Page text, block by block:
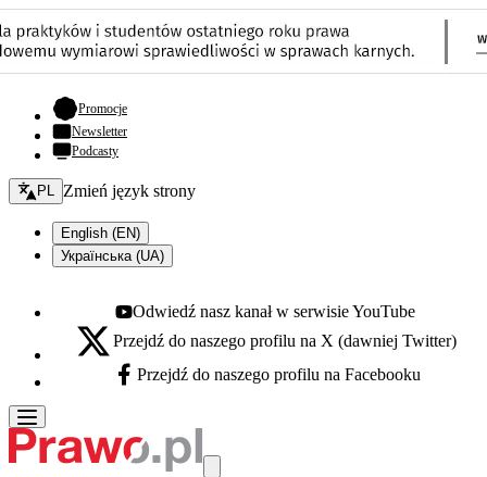
Promocje- otwiera się w nowej karcie
Newsletter
Podcasty
Zmień język - bieżący:
PL Zmień język strony
English (EN)
Українська (UA)
Youtube - otwiera się w nowej karcie
Odwiedź nasz kanał w serwisie YouTube
X - otwiera się w nowej karcie
Przejdź do naszego profilu na X (dawniej Twitter)
Facebook - otwiera się w nowej karcie
Przejdź do naszego profilu na Facebooku